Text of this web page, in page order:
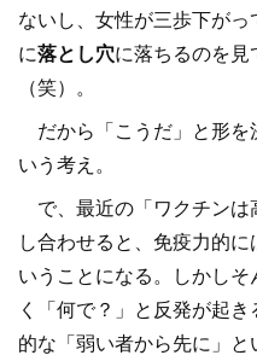
ないし、女性が三歩下が
に落とし穴に落ちるのを
（笑）。
だから「こうだ」と形を
いう考え。
で、最近の「ワクチンは
し合わせると、免疫力的
いうことになる。しかし
く「何で？」と反発が起
的な「弱い者から先に」